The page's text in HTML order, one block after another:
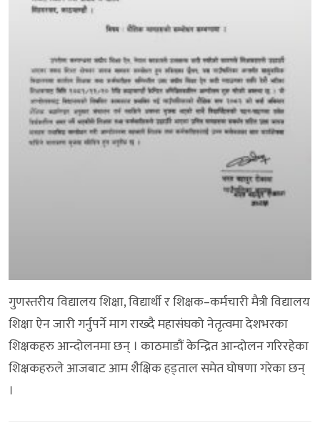
गुणस्तरीय विद्यालय शिक्षा, विद्यार्थी र शिक्षक–कर्मचारी मैत्री विद्यालय
शिक्षा ऐन जारी गर्नुपर्ने माग राख्दै महासंघको नेतृत्वमा देशभरका
शिक्षकहरु आन्दोलनमा छन् । काठमाडौं केन्द्रित आन्दोलन गरिरहेका
शिक्षकहरुले आजबाट आम शैक्षिक हड्ताल समेत घोषणा गरेका छन्
।